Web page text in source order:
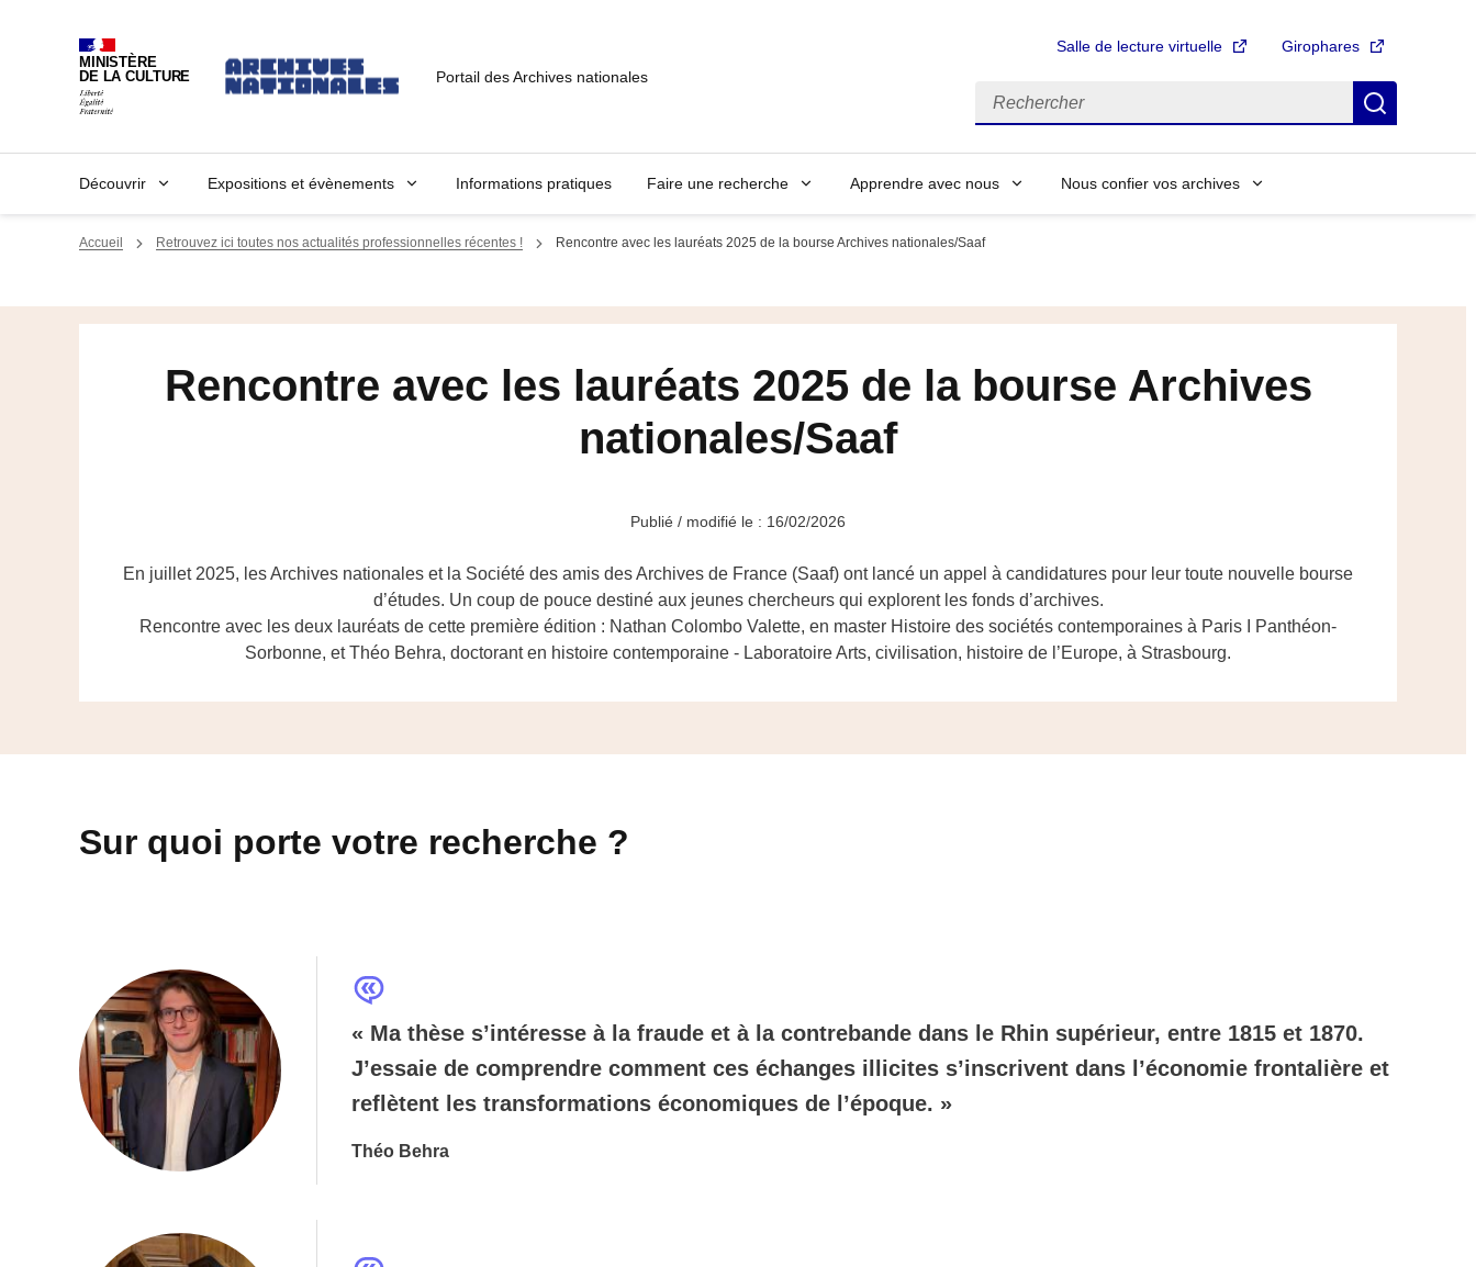
MINISTÈRE
DE LA CULTURE
Portail des Archives nationales
Salle de lecture virtuelle Girophares
Rechercher
Découvrir Expositions et évènements Informations pratiques Faire une recherche Apprendre avec nous Nous confier vos archives
Accueil Retrouvez ici toutes nos actualités professionnelles récentes ! Rencontre avec les lauréats 2025 de la bourse Archives nationales/Saaf
Rencontre avec les lauréats 2025 de la bourse Archives
nationales/Saaf
Publié / modifié le : 16/02/2026
En juillet 2025, les Archives nationales et la Société des amis des Archives de France (Saaf) ont lancé un appel à candidatures pour leur toute nouvelle bourse
d’études. Un coup de pouce destiné aux jeunes chercheurs qui explorent les fonds d’archives.
Rencontre avec les deux lauréats de cette première édition : Nathan Colombo Valette, en master Histoire des sociétés contemporaines à Paris I Panthéon-
Sorbonne, et Théo Behra, doctorant en histoire contemporaine - Laboratoire Arts, civilisation, histoire de l’Europe, à Strasbourg.
Sur quoi porte votre recherche ?
« Ma thèse s’intéresse à la fraude et à la contrebande dans le Rhin supérieur, entre 1815 et 1870.
J’essaie de comprendre comment ces échanges illicites s’inscrivent dans l’économie frontalière et
reflètent les transformations économiques de l’époque. »
Théo Behra